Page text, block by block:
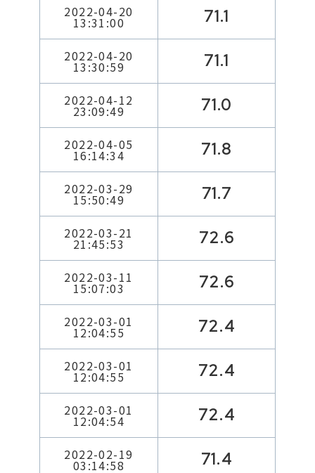
2022-04-20
13:31:00 71.1
2022-04-20
13:30:59 71.1
2022-04-12
23:09:49 71.0
2022-04-05
16:14:34 71.8
2022-03-29
15:50:49 71.7
2022-03-21
21:45:53 72.6
2022-03-11
15:07:03 72.6
2022-03-01
12:04:55 72.4
2022-03-01
12:04:55 72.4
2022-03-01
12:04:54 72.4
2022-02-19
03:14:58 71.4